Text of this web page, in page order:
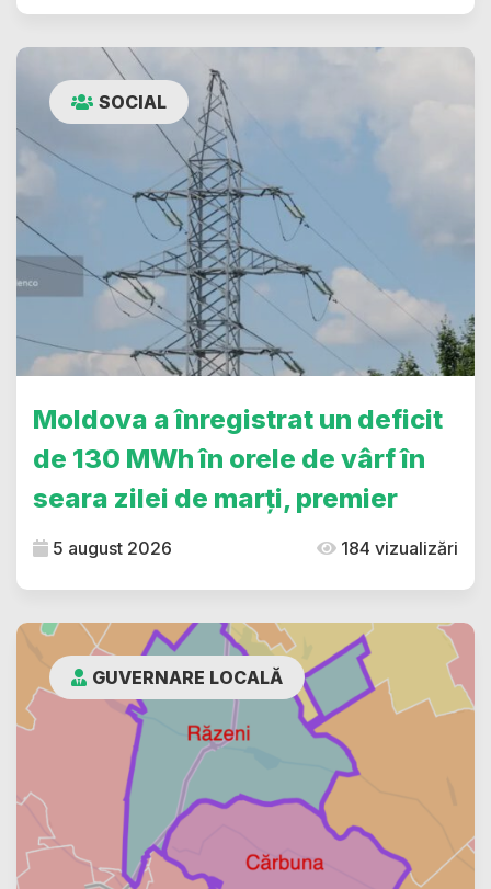
SOCIAL
Moldova a înregistrat un deficit
de 130 MWh în orele de vârf în
seara zilei de marți, premier
5 august 2026 184 vizualizări
GUVERNARE LOCALĂ